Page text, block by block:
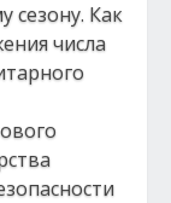
сезону. Как
числа